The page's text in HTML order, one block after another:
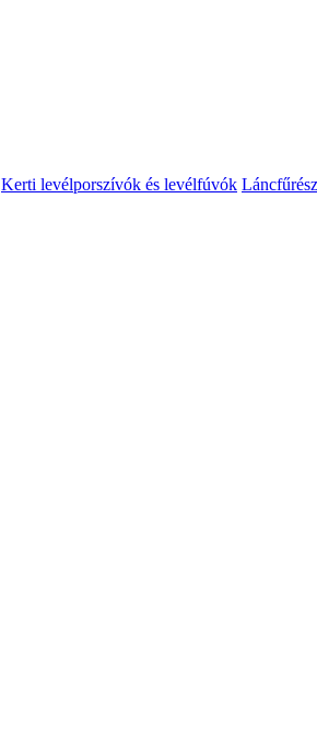
Kerti levélporszívók és levélfúvók